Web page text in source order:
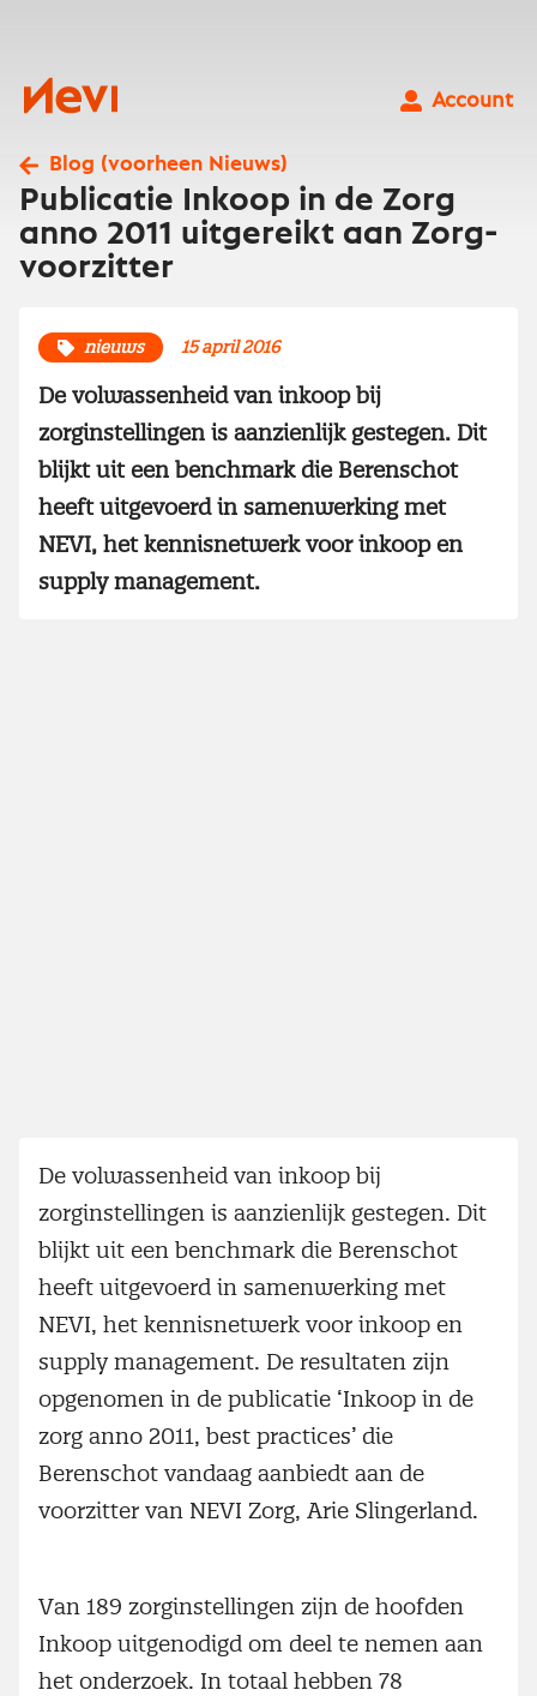
Nevi
Account
Blog (voorheen Nieuws)
Publicatie Inkoop in de Zorg
anno 2011 uitgereikt aan Zorg-
voorzitter
nieuws 15 april 2016
De volwassenheid van inkoop bij
zorginstellingen is aanzienlijk gestegen. Dit
blijkt uit een benchmark die Berenschot
heeft uitgevoerd in samenwerking met
NEVI, het kennisnetwerk voor inkoop en
supply management.
De volwassenheid van inkoop bij
zorginstellingen is aanzienlijk gestegen. Dit
blijkt uit een benchmark die Berenschot
heeft uitgevoerd in samenwerking met
NEVI, het kennisnetwerk voor inkoop en
supply management. De resultaten zijn
opgenomen in de publicatie ‘Inkoop in de
zorg anno 2011, best practices’ die
Berenschot vandaag aanbiedt aan de
voorzitter van NEVI Zorg, Arie Slingerland.
Van 189 zorginstellingen zijn de hoofden
Inkoop uitgenodigd om deel te nemen aan
het onderzoek. In totaal hebben 78